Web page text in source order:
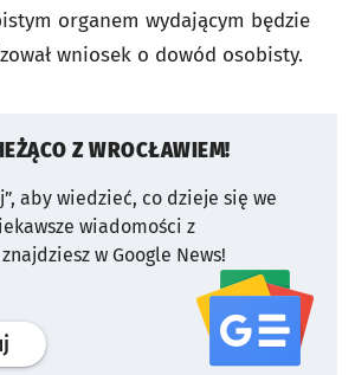
organem wydającym będzie
wniosek o dowód osobisty.
Z WROCŁAWIEM!
aby wiedzieć, co dzieje się we
wiadomości z
w Google News!
profil serwisu